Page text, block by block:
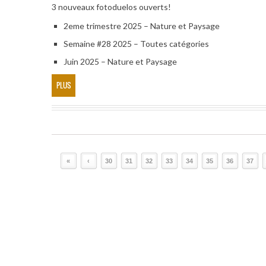
3 nouveaux fotoduelos ouverts!
2eme trimestre 2025 – Nature et Paysage
Semaine #28 2025 – Toutes catégories
Juin 2025 – Nature et Paysage
PLUS
« ‹ 30 31 32 33 34 35 36 37